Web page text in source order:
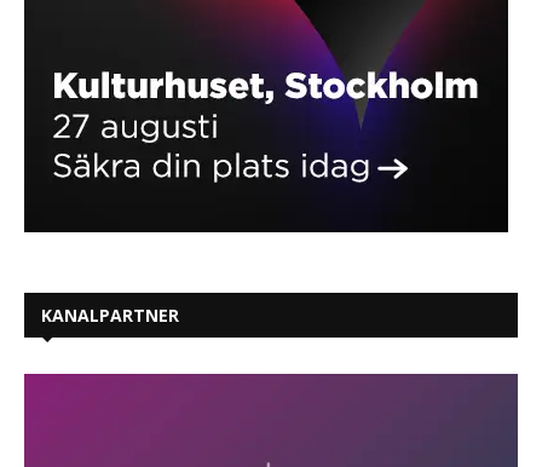
KANALPARTNER